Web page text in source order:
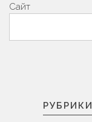
Сайт
РУБРИКИ